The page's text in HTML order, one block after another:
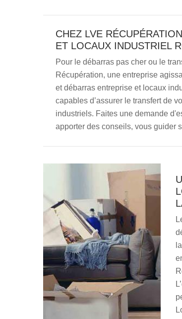
CHEZ LVE
ET LOCAUX INDUSTRIEL
Pour le débarras pas cher ou le
Récupération, une entreprise
et débarras entreprise et locaux
capables d’assurer le transfert de
industriels. Faites une demande
apporter des conseils, vous guider